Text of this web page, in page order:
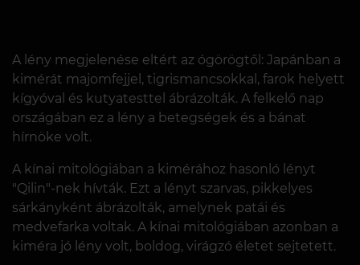
A lény megjelenése eltért az ógörögtől: Japánban a
kimérát majomfejjel, tigrismancsokkal, farok helyett
kígyóval és kutyatesttel ábrázolták. A felkelő nap
országában ez a lény a betegségek és a bánat
hírnöke volt.
A kínai mitológiában a kimérához hasonló lényt
"Qilin"-nek hívták. Ezt a lényt szarvas, pikkelyes
sárkányként ábrázolták, amelynek patái és
medvefarka voltak. A kínai mitológiában azonban a
kiméra jó lény volt, boldog, virágzó életet sejtetett.